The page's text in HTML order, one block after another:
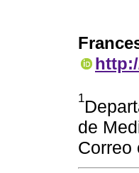
1
de
Correo